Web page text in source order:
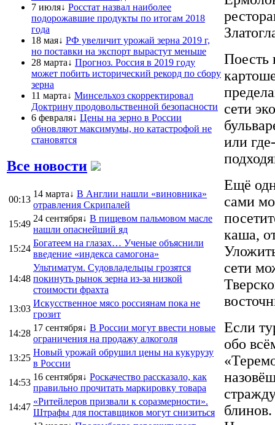
7 июля↓ Росстат назвал наиболее
подорожавшие продукты по итогам 2018
года
18 мая↓ РФ увеличит урожай зерна 2019 г,
но поставки на экспорт вырастут меньше
28 марта↓ Прогноз. Россия в 2019 году
может побить исторический рекорд по сбору
зерна
11 марта↓ Минсельхоз скорректировал
Доктрину продовольственной безопасности
6 февраля↓ Цены на зерно в России
обновляют максимумы, но катастрофой не
становятся
Все новости
00:13
14 марта↓ В Англии нашли «виновника»
отравления Скрипалей
15:49
24 сентября↓ В пищевом пальмовом масле
нашли опаснейший яд
15:24
Богатеем на глазах… Ученые объяснили
введение «индекса самогона»
14:48
Ультиматум. Судовладельцы грозятся
покинуть рынок зерна из-за низкой
стоимости фрахта
13:03
Искусственное мясо россиянам пока не
грозит
14:28
17 сентября↓ В России могут ввести новые
ограничения на продажу алкоголя
13:25
Новый урожай обрушил цены на кукурузу
в России
14:53
16 сентября↓ Роскачество рассказало, как
правильно прочитать маркировку товара
14:47
«Ритейлеров призвали к соразмерности».
Штрафы для поставщиков могут снизиться
Поесть
сети
или
Ещё
сами
каша,
сети
Если
обо